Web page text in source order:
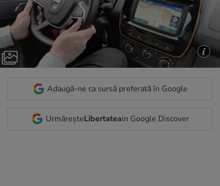
Adaugă-ne ca sursă preferată în Google
UrmăreșteLibertateain Google Discover